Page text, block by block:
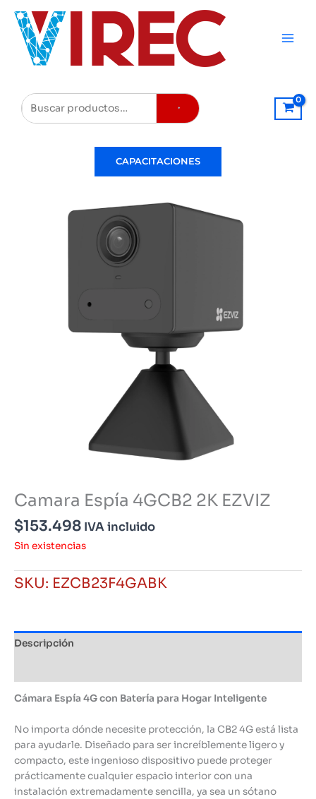
contenido
Buscar
CAPACITACIONES
Camara Espía 4GCB2 2K EZVIZ
$153.498 IVA incluido
Sin existencias
SKU: EZCB23F4GABK
Descripción
Cámara Espía 4G con Batería para Hogar Inteligente
No importa dónde necesite protección, la CB2 4G está lista
para ayudarle. Diseñado para ser increíblemente ligero y
compacto, este ingenioso dispositivo puede proteger
prácticamente cualquier espacio interior con una
instalación extremadamente sencilla, ya sea un sótano